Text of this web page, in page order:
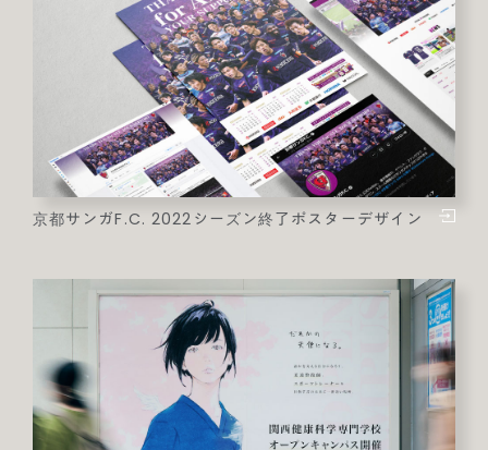
京都サンガF.C. 2022シーズン終了ポスターデザイン